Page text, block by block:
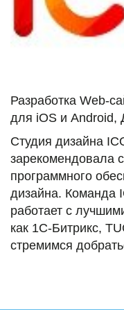
Разработка Web-
для iOS и Android,
Студия дизайна
зарекомендовала
программного
дизайна. Команда
работает с
как 1С-Битрикс,
стремимся